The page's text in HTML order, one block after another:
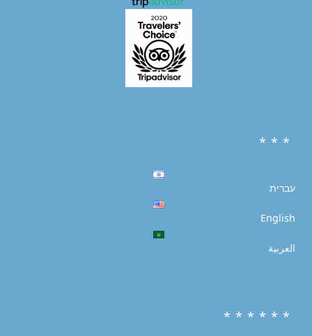
* * *
עברית
English
العربية
* * * * * *